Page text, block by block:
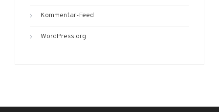
Kommentar-Feed
WordPress.org